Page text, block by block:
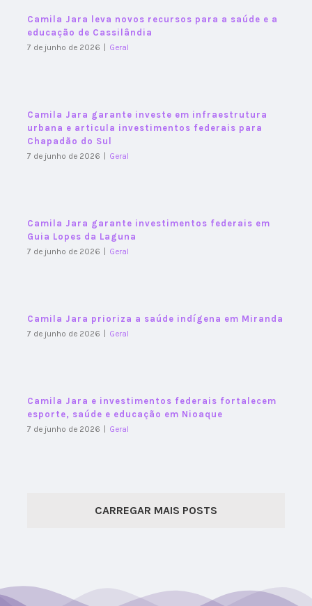
Camila Jara leva novos recursos para a saúde e a
educação de Cassilândia
7 de junho de 2026 Geral
Camila Jara garante investe em infraestrutura
urbana e articula investimentos federais para
Chapadão do Sul
7 de junho de 2026 Geral
Camila Jara garante investimentos federais em
Guia Lopes da Laguna
7 de junho de 2026 Geral
Camila Jara prioriza a saúde indígena em Miranda
7 de junho de 2026 Geral
Camila Jara e investimentos federais fortalecem
esporte, saúde e educação em Nioaque
7 de junho de 2026 Geral
CARREGAR MAIS POSTS